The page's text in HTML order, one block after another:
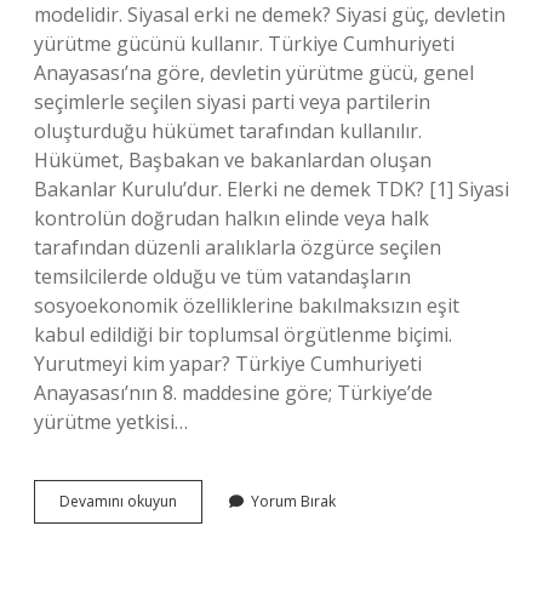
modelidir. Siyasal erki ne demek? Siyasi güç, devletin
yürütme gücünü kullanır. Türkiye Cumhuriyeti
Anayasası’na göre, devletin yürütme gücü, genel
seçimlerle seçilen siyasi parti veya partilerin
oluşturduğu hükümet tarafından kullanılır.
Hükümet, Başbakan ve bakanlardan oluşan
Bakanlar Kurulu’dur. Elerki ne demek TDK? [1] Siyasi
kontrolün doğrudan halkın elinde veya halk
tarafından düzenli aralıklarla özgürce seçilen
temsilcilerde olduğu ve tüm vatandaşların
sosyoekonomik özelliklerine bakılmaksızın eşit
kabul edildiği bir toplumsal örgütlenme biçimi.
Yurutmeyi kim yapar? Türkiye Cumhuriyeti
Anayasası’nın 8. maddesine göre; Türkiye’de
yürütme yetkisi…
Devamını okuyun
Ne
Yorum Bırak